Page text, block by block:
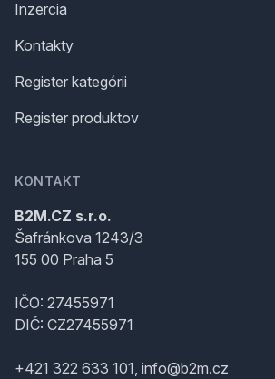
Inzercia
Kontakty
Register kategórii
Register produktov
KONTAKT
B2M.CZ s.r.o.
Šafránkova 1243/3
155 00 Praha 5
IČO: 27455971
DIČ: CZ27455971
+421 322 633 101, info@b2m.cz